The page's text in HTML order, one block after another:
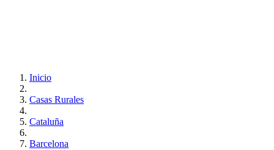
Inicio
Casas Rurales
Cataluña
Barcelona